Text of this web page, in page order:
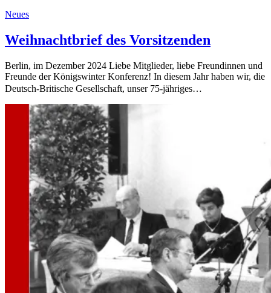
Neues
Weihnachtbrief des Vorsitzenden
Berlin, im Dezember 2024 Liebe Mitglieder, liebe Freundinnen und
Freunde der Königswinter Konferenz! In diesem Jahr haben wir, die
Deutsch-Britische Gesellschaft, unser 75-jähriges…